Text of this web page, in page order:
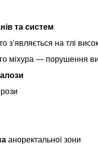
та систем
з’являється на тлі
міхура — порушення
аноректальної зони